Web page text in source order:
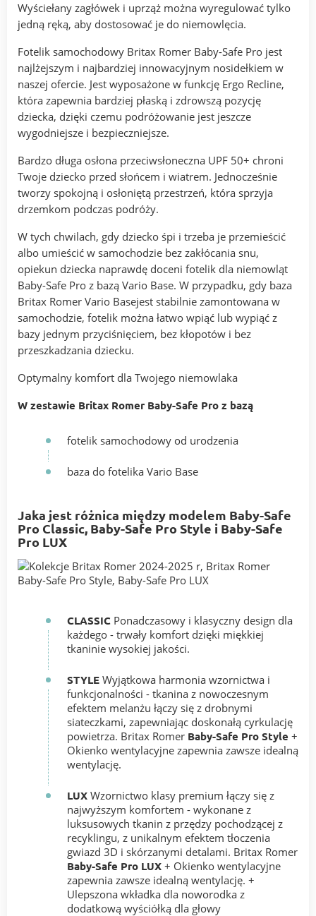
Wyściełany zagłówek i uprząż można wyregulować tylko
jedną ręką, aby dostosować je do niemowlęcia.
Fotelik samochodowy Britax Romer Baby-Safe Pro jest
najlżejszym i najbardziej innowacyjnym nosidełkiem w
naszej ofercie. Jest wyposażone w funkcję Ergo Recline,
która zapewnia bardziej płaską i zdrowszą pozycję
dziecka, dzięki czemu podróżowanie jest jeszcze
wygodniejsze i bezpieczniejsze.
Bardzo długa osłona przeciwsłoneczna UPF 50+ chroni
Twoje dziecko przed słońcem i wiatrem. Jednocześnie
tworzy spokojną i osłoniętą przestrzeń, która sprzyja
drzemkom podczas podróży.
W tych chwilach, gdy dziecko śpi i trzeba je przemieścić
albo umieścić w samochodzie bez zakłócania snu,
opiekun dziecka naprawdę doceni fotelik dla niemowląt
Baby-Safe Pro z bazą Vario Base. W przypadku, gdy baza
Britax Romer Vario Basejest stabilnie zamontowana w
samochodzie, fotelik można łatwo wpiąć lub wypiąć z
bazy jednym przyciśnięciem, bez kłopotów i bez
przeszkadzania dziecku.
Optymalny komfort dla Twojego niemowlaka
W zestawie Britax Romer Baby-Safe Pro z bazą
fotelik samochodowy od urodzenia
baza do fotelika Vario Base
Jaka jest różnica między modelem Baby-Safe
Pro Classic, Baby-Safe Pro Style i Baby-Safe
Pro LUX
CLASSIC Ponadczasowy i klasyczny design dla
każdego - trwały komfort dzięki miękkiej
tkaninie wysokiej jakości.
STYLE Wyjątkowa harmonia wzornictwa i
funkcjonalności - tkanina z nowoczesnym
efektem melanżu łączy się z drobnymi
siateczkami, zapewniając doskonałą cyrkulację
powietrza. Britax Romer Baby-Safe Pro Style +
Okienko wentylacyjne zapewnia zawsze idealną
wentylację.
LUX Wzornictwo klasy premium łączy się z
najwyższym komfortem - wykonane z
luksusowych tkanin z przędzy pochodzącej z
recyklingu, z unikalnym efektem tłoczenia
gwiazd 3D i skórzanymi detalami. Britax Romer
Baby-Safe Pro LUX + Okienko wentylacyjne
zapewnia zawsze idealną wentylację. +
Ulepszona wkładka dla noworodka z
dodatkową wyściółką dla głowy